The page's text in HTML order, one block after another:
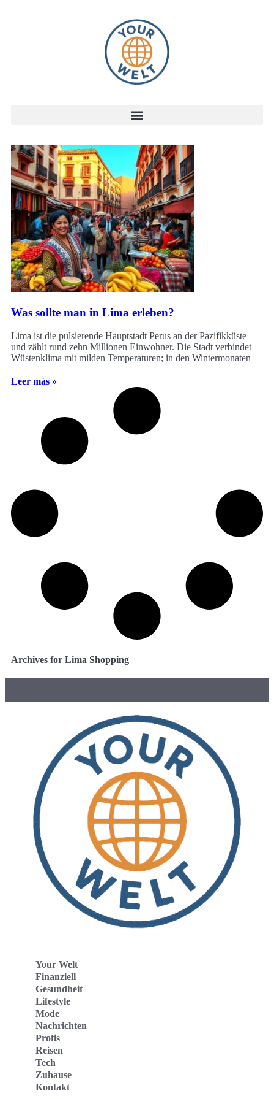
Was sollte man in Lima erleben?
Lima ist die pulsierende Hauptstadt Perus an der Pazifikküste
und zählt rund zehn Millionen Einwohner. Die Stadt verbindet
Wüstenklima mit milden Temperaturen; in den Wintermonaten
Leer más »
Archives for Lima Shopping
Your Welt
Finanziell
Gesundheit
Lifestyle
Mode
Nachrichten
Profis
Reisen
Tech
Zuhause
Kontakt